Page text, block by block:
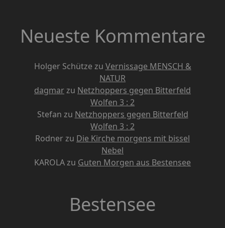
Neueste Kommentare
Holger Schütze zu Vernissage MENSCH &
NATUR
dagmarzu Netzhoppers gegen Bitterfeld
Wolfen 3 : 2
Stefan zu Netzhoppers gegen Bitterfeld
Wolfen 3 : 2
Rodnerzu Die Kirche morgens mit bissel
Nebel
KAROLAzu Guten Morgen aus Bestensee
Bestensee